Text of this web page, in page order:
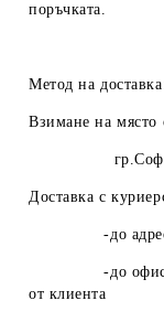
поръчката.
Метод на
Взимане на място
Доставка с
-до адрес
-до офис на
от клиента